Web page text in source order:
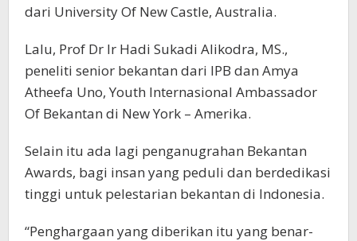
dari University Of New Castle, Australia.
Lalu, Prof Dr Ir Hadi Sukadi Alikodra, MS.,
peneliti senior bekantan dari IPB dan Amya
Atheefa Uno, Youth Internasional Ambassador
Of Bekantan di New York – Amerika.
Selain itu ada lagi penganugrahan Bekantan
Awards, bagi insan yang peduli dan berdedikasi
tinggi untuk pelestarian bekantan di Indonesia.
“Penghargaan yang diberikan itu yang benar-